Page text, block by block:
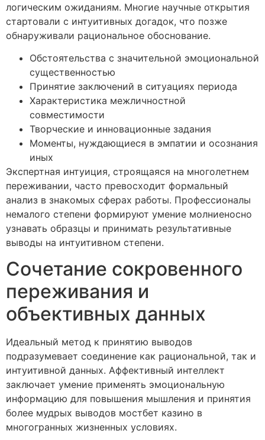
логическим ожиданиям. Многие научные открытия
стартовали с интуитивных догадок, что позже
обнаруживали рациональное обоснование.
Обстоятельства с значительной эмоциональной
существенностью
Принятие заключений в ситуациях периода
Характеристика межличностной
совместимости
Творческие и инновационные задания
Моменты, нуждающиеся в эмпатии и осознания
иных
Экспертная интуиция, строящаяся на многолетнем
переживании, часто превосходит формальный
анализ в знакомых сферах работы. Профессионалы
немалого степени формируют умение молниеносно
узнавать образцы и принимать результативные
выводы на интуитивном степени.
Сочетание сокровенного
переживания и
объективных данных
Идеальный метод к принятию выводов
подразумевает соединение как рациональной, так и
интуитивной данных. Аффективный интеллект
заключает умение применять эмоциональную
информацию для повышения мышления и принятия
более мудрых выводов мостбет казино в
многогранных жизненных условиях.